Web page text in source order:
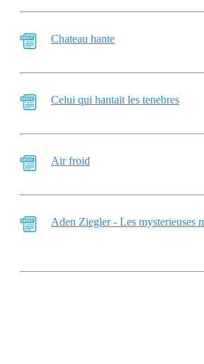
Chateau hante
Celui qui hantait les tenebres
Air froid
Aden Ziegler - Les mysterieuses